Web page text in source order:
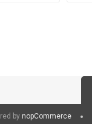
by nopCommerce